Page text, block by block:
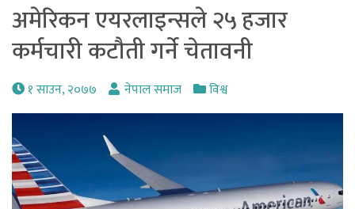
अमेरिकन एयरलाइन्सले २५ हजार
कर्मचारी कटौती गर्ने चेतावनी
१ साउन, २०७७ नेपाल समाज विश्व